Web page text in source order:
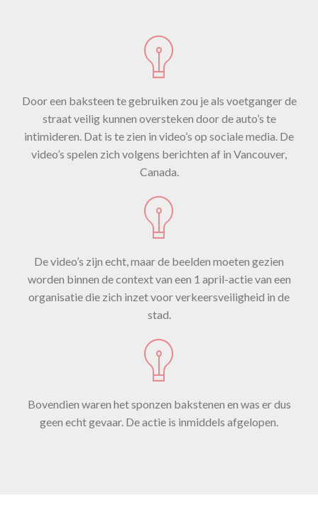
Door een baksteen te gebruiken zou je als voetganger de
straat veilig kunnen oversteken door de auto’s te
intimideren. Dat is te zien in video’s op sociale media. De
video’s spelen zich volgens berichten af in Vancouver,
Canada.
De video’s zijn echt, maar de beelden moeten gezien
worden binnen de context van een 1 april-actie van een
organisatie die zich inzet voor verkeersveiligheid in de
stad.
Bovendien waren het sponzen bakstenen en was er dus
geen echt gevaar. De actie is inmiddels afgelopen.